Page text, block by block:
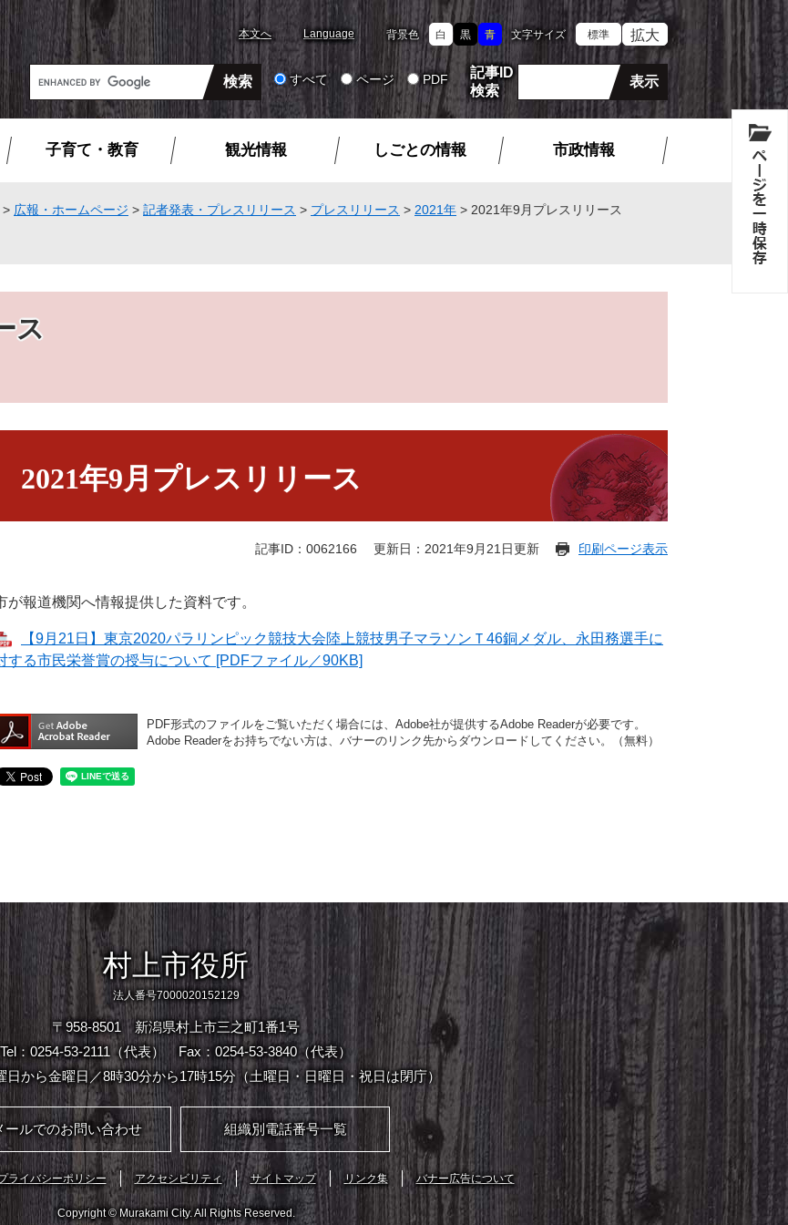
本文へ Language 背景色 白 黒 青 文字サイズ 標準 拡大
G
o
o
カ
検
索
すべて ページ PDF
記事ID
検索
子育て・教育 観光情報 しごとの情報 市政情報
> 広報・ホームページ > 記者発表・プレスリリース > プレスリリース > 2021年 > 2021年9月プレスリリース
ス
2021年9月プレスリリース
記事ID：0062166 更新日：2021年9月21日更新 印刷ページ表示
が報道機関へ情報提供した資料です。
【9月21日】東京2020パラリンピック競技大会陸上競技男子マラソンＴ46銅メダル、永田務選手に
する市民栄誉賞の授与について [PDFファイル／90KB]
PDF形式のファイルをご覧いただく場合には、Adobe社が提供するAdobe Readerが必要です。
Adobe Readerをお持ちでない方は、バナーのリンク先からダウンロードしてください。（無料）
村上市役所
法人番号7000020152129
〒958-8501 新潟県村上市三之町1番1号
Tel：0254-53-2111（代表）
Fax：0254-53-3840（代表）
日から金曜日／8時30分から17時15分（土曜日・日曜日・祝日は閉庁）
ールでのお問い合わせ 組織別電話番号一覧
ライバシーポリシー アクセシビリティ サイトマップ リンク集 バナー広告について
Copyright © Murakami City. All Rights Reserved.